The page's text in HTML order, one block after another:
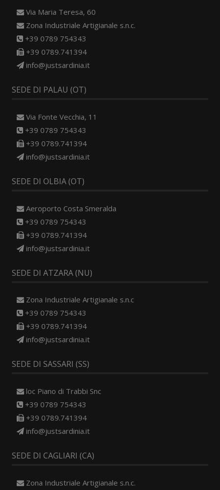
Via Maria Teresa, 60
Zona Industriale Artigianale s.n.c.
+39 0789 754343
+39 0789.741394
info@justsardinia.it
SEDE DI PALAU (OT)
Via Fonte Vecchia, 11
+39 0789 754343
+39 0789.741394
info@justsardinia.it
SEDE DI OLBIA (OT)
Aeroporto Costa Smeralda
+39 0789 754343
+39 0789.741394
info@justsardinia.it
SEDE DI ATZARA (NU)
Zona Industriale Artigianale s.n.c
+39 0789 754343
+39 0789.741394
info@justsardinia.it
SEDE DI SASSARI (SS)
loc Piano di Trabbi Snc
+39 0789 754343
+39 0789.741394
info@justsardinia.it
SEDE DI CAGLIARI (CA)
Zona Industriale Artigianale s.n.c.